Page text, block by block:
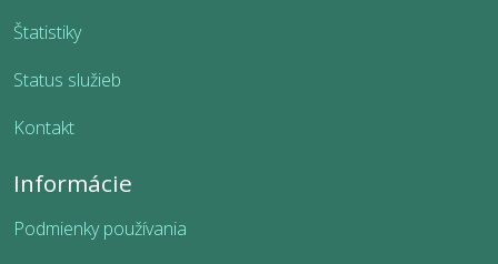
Štatistiky
Status služieb
Kontakt
Informácie
Podmienky používania